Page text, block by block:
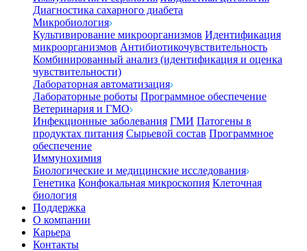
Диагностика сахарного диабета
Микробиология
Культивирование микроорганизмов Идентификация
микроорганизмов Антибиотикочувствительность
Комбинированный анализ (идентификация и оценка
чувствительности)
Лабораторная автоматизация
Лабораторные роботы Программное обеспечение
Ветеринария и ГМО
Инфекционные заболевания ГМИ Патогены в
продуктах питания Сырьевой состав Программное
обеспечение
Иммунохимия
Биологические и медицинские исследования
Генетика Конфокальная микроскопия Клеточная
биология
Поддержка
О компании
Карьера
Контакты